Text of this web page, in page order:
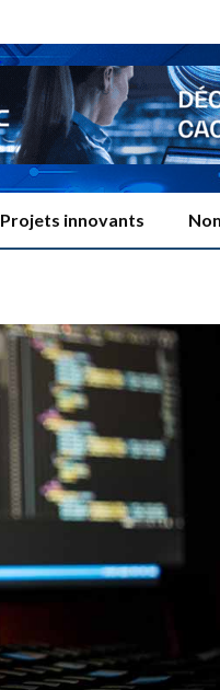
Projets innovants